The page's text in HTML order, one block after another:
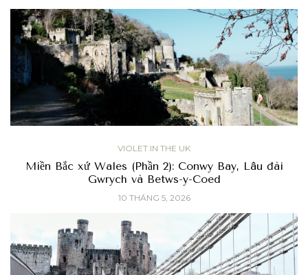
VIOLET IN THE UK
Miền Bắc xứ Wales (Phần 2): Conwy Bay, Lâu đài
Gwrych và Betws-y-Coed
10 THÁNG 5, 2026